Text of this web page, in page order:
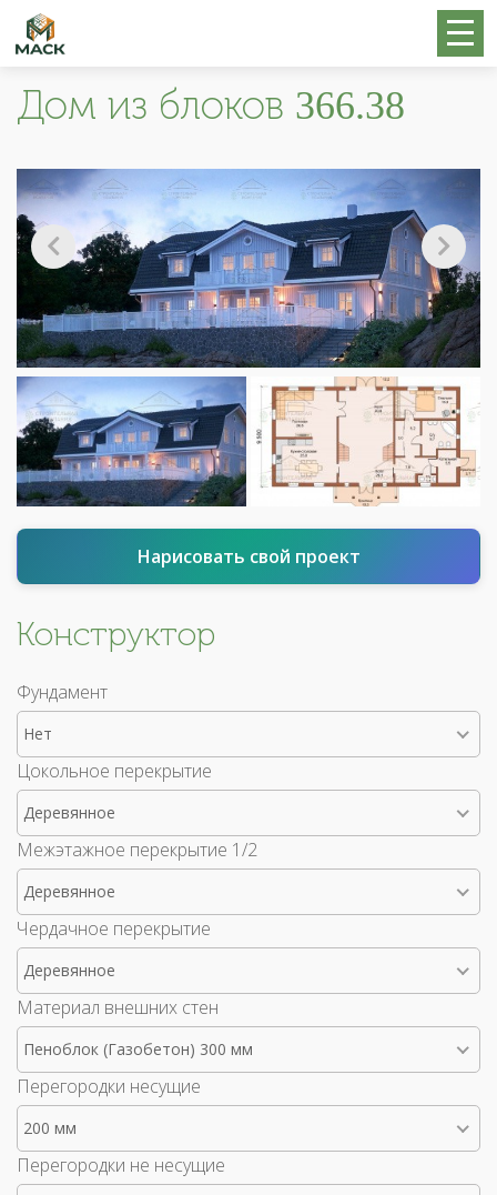
Дом из блоков 366.38
Нарисовать свой проект
Конструктор
Фундамент
Нет
Цокольное перекрытие
Деревянное
Межэтажное перекрытие 1/2
Деревянное
Чердачное перекрытие
Деревянное
Материал внешних стен
Пеноблок (Газобетон) 300 мм
Перегородки несущие
200 мм
Перегородки не несущие